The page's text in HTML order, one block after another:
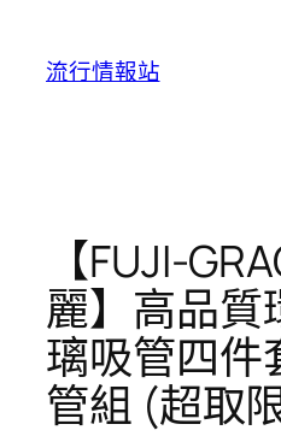
流行情報站
【FUJI-
麗】高品質
璃吸管四件
管組 (超取